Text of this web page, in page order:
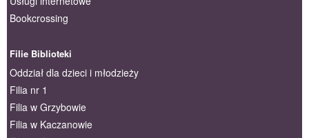
Usługi internetowe
Bookcrossing
Oddział dla dzieci i młodzieży
Filia nr 1
Filia w Grzybowie
Filia w Kaczanowie